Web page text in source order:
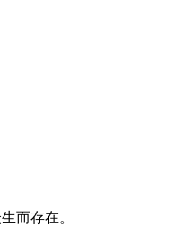
而存在。